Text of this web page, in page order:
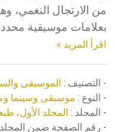
من الارتجال النغمي،
بعلامات موسيقية
اقرأ المزيد »
- التصنيف : الموسيقى
- النوع : موسيقى وسينما
- المجلد : المجلد الأول، طبعة 1998،
- رقم الصفحة ضمن